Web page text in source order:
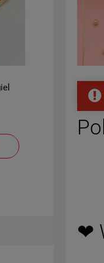
serce
❤